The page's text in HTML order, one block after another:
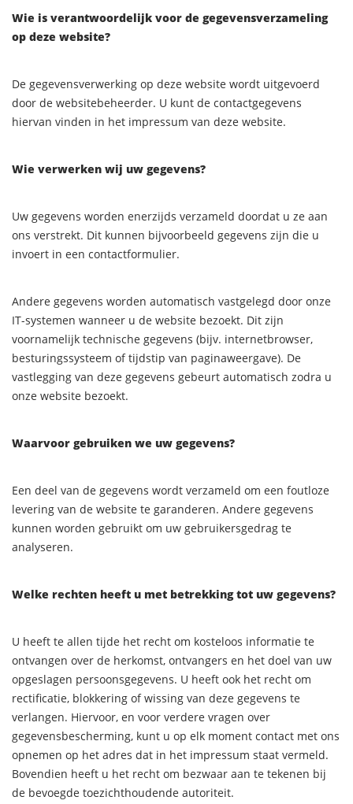
Wie is verantwoordelijk voor de gegevensverzameling
op deze website?
De gegevensverwerking op deze website wordt uitgevoerd
door de websitebeheerder. U kunt de contactgegevens
hiervan vinden in het impressum van deze website.
Wie verwerken wij uw gegevens?
Uw gegevens worden enerzijds verzameld doordat u ze aan
ons verstrekt. Dit kunnen bijvoorbeeld gegevens zijn die u
invoert in een contactformulier.
Andere gegevens worden automatisch vastgelegd door onze
IT-systemen wanneer u de website bezoekt. Dit zijn
voornamelijk technische gegevens (bijv. internetbrowser,
besturingssysteem of tijdstip van paginaweergave). De
vastlegging van deze gegevens gebeurt automatisch zodra u
onze website bezoekt.
Waarvoor gebruiken we uw gegevens?
Een deel van de gegevens wordt verzameld om een foutloze
levering van de website te garanderen. Andere gegevens
kunnen worden gebruikt om uw gebruikersgedrag te
analyseren.
Welke rechten heeft u met betrekking tot uw gegevens?
U heeft te allen tijde het recht om kosteloos informatie te
ontvangen over de herkomst, ontvangers en het doel van uw
opgeslagen persoonsgegevens. U heeft ook het recht om
rectificatie, blokkering of wissing van deze gegevens te
verlangen. Hiervoor, en voor verdere vragen over
gegevensbescherming, kunt u op elk moment contact met ons
opnemen op het adres dat in het impressum staat vermeld.
Bovendien heeft u het recht om bezwaar aan te tekenen bij
de bevoegde toezichthoudende autoriteit.